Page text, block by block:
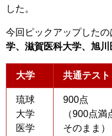
した。
今回ピックアップした
学、滋賀医科大学、旭
大学 共通テスト
琉球
大学
医学
900点
（900点満
そのまま）